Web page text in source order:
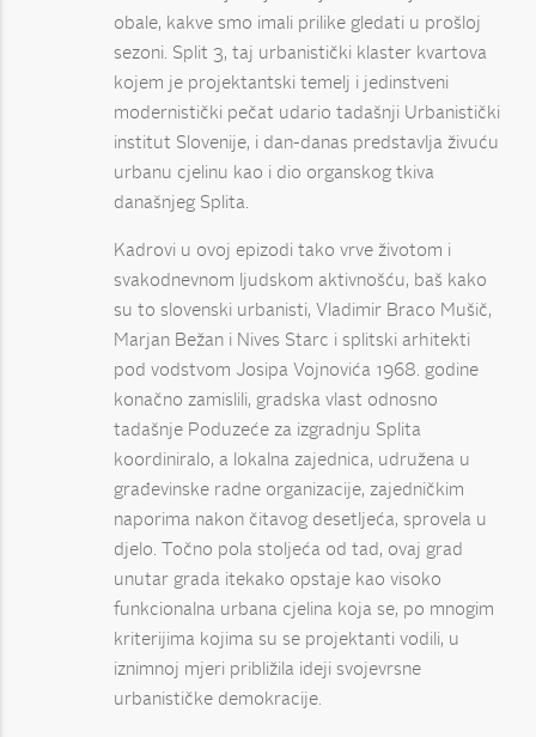
obale, kakve smo imali prilike gledati u prošloj
sezoni. Split 3, taj urbanistički klaster kvartova
kojem je projektantski temelj i jedinstveni
modernistički pečat udario tadašnji Urbanistički
institut Slovenije, i dan-danas predstavlja živuću
urbanu cjelinu kao i dio organskog tkiva
današnjeg Splita.
Kadrovi u ovoj epizodi tako vrve životom i
svakodnevnom ljudskom aktivnošću, baš kako
su to slovenski urbanisti, Vladimir Braco Mušič,
Marjan Bežan i Nives Starc i splitski arhitekti
pod vodstvom Josipa Vojnovića 1968. godine
konačno zamislili, gradska vlast odnosno
tadašnje Poduzeće za izgradnju Splita
koordiniralo, a lokalna zajednica, udružena u
građevinske radne organizacije, zajedničkim
naporima nakon čitavog desetljeća, sprovela u
djelo. Točno pola stoljeća od tad, ovaj grad
unutar grada itekako opstaje kao visoko
funkcionalna urbana cjelina koja se, po mnogim
kriterijima kojima su se projektanti vodili, u
iznimnoj mjeri približila ideji svojevrsne
urbanističke demokracije.